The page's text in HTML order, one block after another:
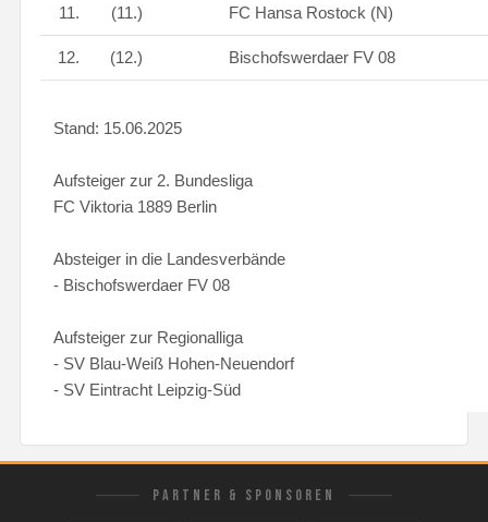
11. (11.) FC Hansa Rostock (N)
12. (12.) Bischofswerdaer FV 08
Stand: 15.06.2025
Aufsteiger zur 2. Bundesliga
FC Viktoria 1889 Berlin
Absteiger in die Landesverbände
- Bischofswerdaer FV 08
Aufsteiger zur Regionalliga
- SV Blau-Weiß Hohen-Neuendorf
- SV Eintracht Leipzig-Süd
PARTNER & SPONSOREN